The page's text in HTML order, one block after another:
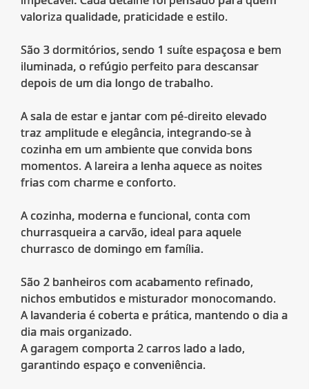
valoriza qualidade, praticidade e estilo.
São 3 dormitórios, sendo 1 suíte espaçosa e bem
iluminada, o refúgio perfeito para descansar
depois de um dia longo de trabalho.
A sala de estar e jantar com pé-direito elevado
traz amplitude e elegância, integrando-se à
cozinha em um ambiente que convida bons
momentos. A lareira a lenha aquece as noites
frias com charme e conforto.
A cozinha, moderna e funcional, conta com
churrasqueira a carvão, ideal para aquele
churrasco de domingo em família.
São 2 banheiros com acabamento refinado,
nichos embutidos e misturador monocomando.
A lavanderia é coberta e prática, mantendo o dia a
dia mais organizado.
A garagem comporta 2 carros lado a lado,
garantindo espaço e conveniência.